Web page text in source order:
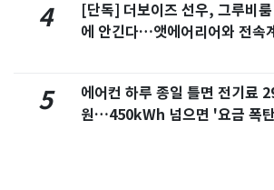
4
[단독] 더보이즈 선우, 그루비
에 안긴다…앳에어리어와 전속
5
에어컨 하루 종일 틀면 전기료
원…450kWh 넘으면 '요금 폭